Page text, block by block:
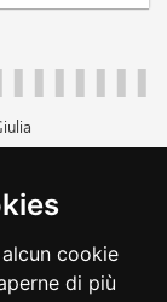
cookie
di più